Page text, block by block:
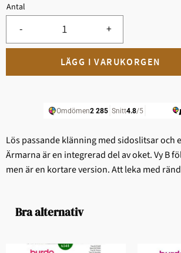
Antal
+
-
Lös passande klänning med sidoslitsar och
Ärmarna är en integrerad del av oket. Vy B
men är en kortare version. Att leka med
Bra alternativ